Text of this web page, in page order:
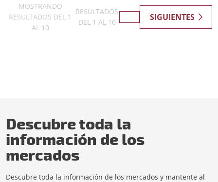
MOSTRANDO
RESULTADOS DEL 1
AL 10
RESULTADOS
DEL 1 AL 10 SIGUIENTES
Descubre toda la
información de los
mercados
Descubre toda la información de los mercados y mantente al